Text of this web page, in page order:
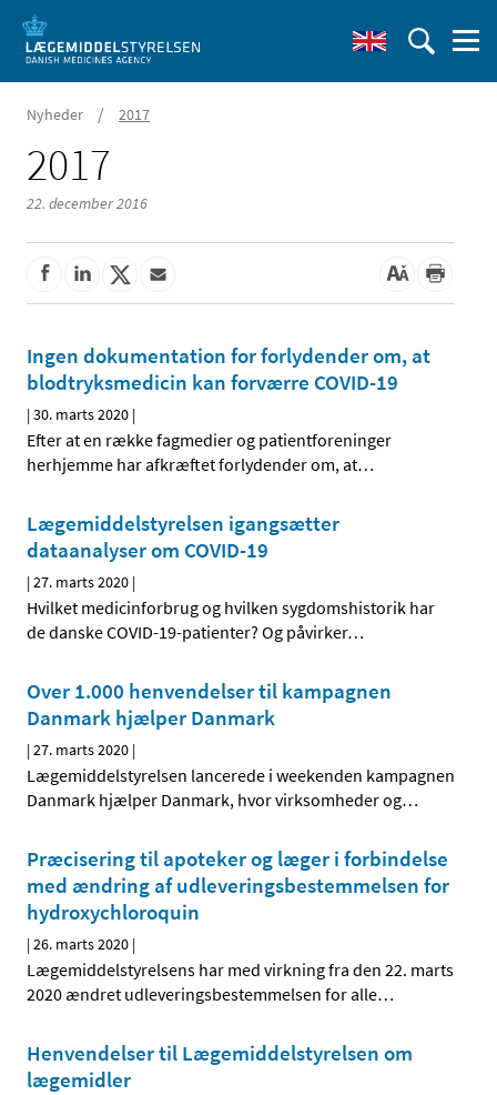
Nyheder / 2017
2017
22. december 2016
Ingen dokumentation for forlydender om, at
blodtryksmedicin kan forværre COVID-19
|30. marts 2020 |
Efter at en række fagmedier og patientforeninger
herhjemme har afkræftet forlydender om, at…
Lægemiddelstyrelsen igangsætter
dataanalyser om COVID-19
|27. marts 2020 |
Hvilket medicinforbrug og hvilken sygdomshistorik har
de danske COVID-19-patienter? Og påvirker…
Over 1.000 henvendelser til kampagnen
Danmark hjælper Danmark
|27. marts 2020 |
Lægemiddelstyrelsen lancerede i weekenden kampagnen
Danmark hjælper Danmark, hvor virksomheder og…
Præcisering til apoteker og læger i forbindelse
med ændring af udleveringsbestemmelsen for
hydroxychloroquin
|26. marts 2020 |
Lægemiddelstyrelsens har med virkning fra den 22. marts
2020 ændret udleveringsbestemmelsen for alle…
Henvendelser til Lægemiddelstyrelsen om
lægemidler